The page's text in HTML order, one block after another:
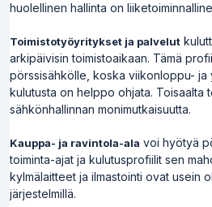
huolellinen hallinta on
Toimistotyöyritykset ja palvelut
arkipäivisin toimistoaikaan. Tämä
pörssisähkölle, koska viikonloppu- ja
kulutusta on helppo ohjata. Toisaalta
sähkönhallinnan monimutkaisuutta.
Kauppa- ja ravintola-ala voi hyötyä
toiminta-ajat ja kulutusprofiilit sen
kylmälaitteet ja ilmastointi ovat usein
järjestelmillä.